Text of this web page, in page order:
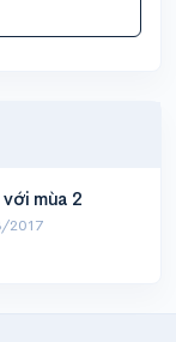
mùa 2
2017